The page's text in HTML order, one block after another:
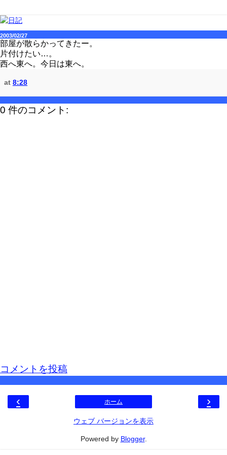
2003/02/27
部屋が散らかってきたー。
片付けたい…。
西へ東へ。今日は東へ。
at 8:28
0 件のコメント:
コメントを投稿
‹ ›
ホーム
ウェブ バージョンを表示
Powered by Blogger.